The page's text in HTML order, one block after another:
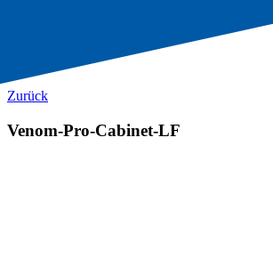
Zurück
Venom-Pro-Cabinet-LF